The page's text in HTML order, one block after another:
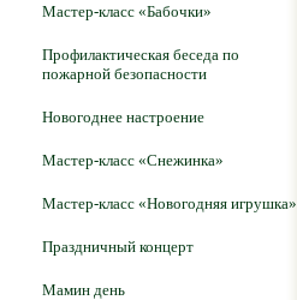
Мастер-класс «Бабочки»
Профилактическая беседа по
пожарной безопасности
Новогоднее настроение
Мастер-класс «Снежинка»
Мастер-класс «Новогодняя игрушка»
Праздничный концерт
Мамин день